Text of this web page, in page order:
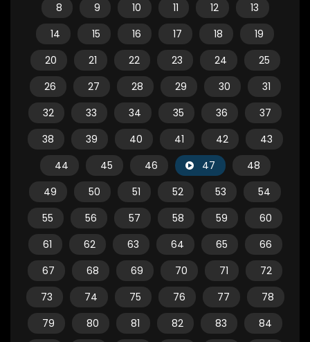
8
9 10 11 12
13
14
15 16 17 18
19
20
21 22 23 24
25
26
27 28 29 30
31
32
33 34 35 36
37
38
39 40 41 42
43
44
45 46 47
48
49
50 51 52 53
54
55
56 57 58 59
60
61
62 63 64 65
66
67
68 69 70 71
72
73
74 75 76 77
78
79
80 81 82 83
84